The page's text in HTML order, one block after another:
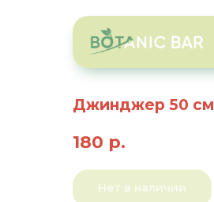
Джинджер 50 см
180 р.
Нет в наличии